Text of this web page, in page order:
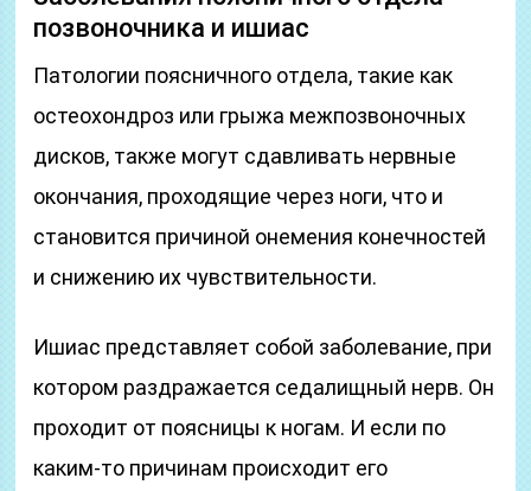
позвоночника и ишиас
Патологии поясничного отдела, такие как
остеохондроз или грыжа межпозвоночных
дисков, также могут сдавливать нервные
окончания, проходящие через ноги, что и
становится причиной онемения конечностей
и снижению их чувствительности.
Ишиас представляет собой заболевание, при
котором раздражается седалищный нерв. Он
проходит от поясницы к ногам. И если по
каким-то причинам происходит его